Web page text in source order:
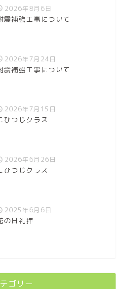
2026年8月6日
震補強工事について
2026年7月24日
震補強工事について
2026年7月15日
ひつじクラス
2026年6月26日
ひつじクラス
2025年6月6日
の日礼拝
ゴリー